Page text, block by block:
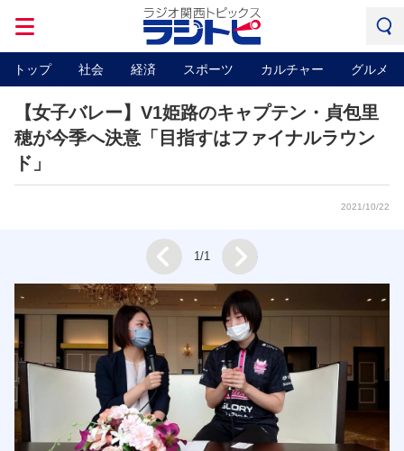
トップ 社会 経済 スポーツ カルチャー グルメ
【女子バレー】V1姫路のキャプテン・貞包里
穂が今季へ決意「目指すはファイナルラウン
ド」
2021/10/22
Prev 1/1